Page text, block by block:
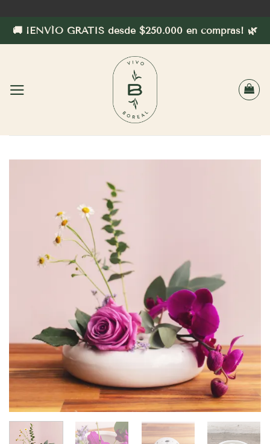
contenido
🚚 ¡ENVÍO GRATIS desde $250.000 en compras! 🌿